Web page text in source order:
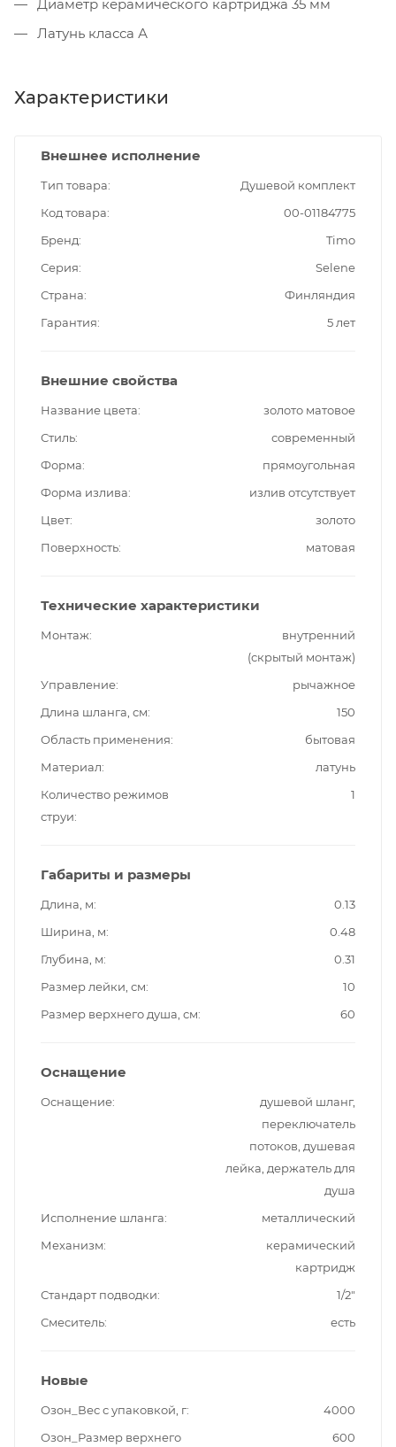
Диаметр керамического картриджа 35 мм
Латунь класса А
Характеристики
Внешнее исполнение
Тип товара
Душевой комплект
Код товара
00-01184775
Бренд
Timo
Серия
Selene
Страна
Финляндия
Гарантия
5 лет
Внешние свойства
Название цвета
золото матовое
Стиль
современный
Форма
прямоугольная
Форма излива
излив отсутствует
Цвет
золото
Поверхность
матовая
Технические характеристики
Монтаж
внутренний
(скрытый монтаж)
Управление
рычажное
Длина шланга, см
150
Область применения
бытовая
Материал
латунь
Количество режимов
струи
1
Габариты и размеры
Длина, м
0.13
Ширина, м
0.48
Глубина, м
0.31
Размер лейки, см
10
Размер верхнего душа, см
60
Оснащение
Оснащение
душевой шланг,
переключатель
потоков, душевая
лейка, держатель для
душа
Исполнение шланга
металлический
Механизм
керамический
картридж
Стандарт подводки
1/2"
Смеситель
есть
Новые
Озон_Вес с упаковкой, г
4000
Озон_Размер верхнего
600